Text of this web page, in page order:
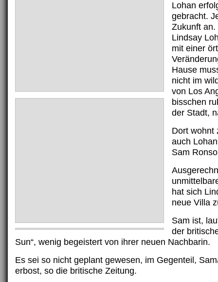
Lohan
gebracht.
Zukunft
Lindsay
mit einer
Hause
nicht im
von Los
bisschen
der Stadt,
Dort wohnt
auch
Sam
hat sich
neue Villa
Sam ist,
der
Sun“, wenig begeistert von ihrer neuen Nachbarin.
Es sei so nicht geplant gewesen, im Gegenteil,
erbost, so die britische Zeitung.